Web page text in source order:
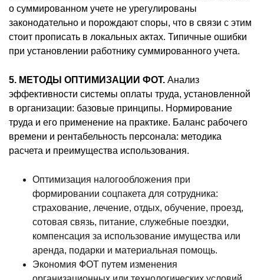
о суммированном учете не урегулированы
законодательно и порождают споры, что в связи с этим
стоит прописать в локальных актах. Типичные ошибки
при установлении работнику суммированного учета.
5. МЕТОДЫ ОПТИМИЗАЦИИ ФОТ. Анализ
эффективности системы оплаты труда, установленной
в организации: базовые принципы. Нормирование
труда и его применение на практике. Баланс рабочего
времени и рентабельность персонала: методика
расчета и преимущества использования.
Оптимизация налогообложения при
формировании соцпакета для сотрудника:
страхование, лечение, отдых, обучение, проезд,
сотовая связь, питание, служебные поездки,
компенсация за использование имущества или
аренда, подарки и материальная помощь.
Экономия ФОТ путем изменения